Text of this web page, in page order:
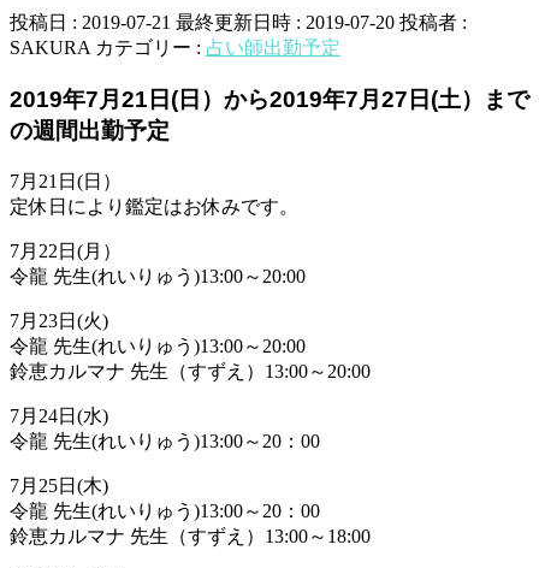
投稿日 : 2019-07-21 最終更新日時 : 2019-07-20 投稿者 :
SAKURA カテゴリー : 占い師出勤予定
2019年7月21日(日）から2019年7月27日(土）まで
の週間出勤予定
7月21日(日）
定休日により鑑定はお休みです。
7月22日(月）
令龍 先生(れいりゅう)13:00～20:00
7月23日(火)
令龍 先生(れいりゅう)13:00～20:00
鈴恵カルマナ 先生（すずえ）13:00～20:00
7月24日(水)
令龍 先生(れいりゅう)13:00～20：00
7月25日(木)
令龍 先生(れいりゅう)13:00～20：00
鈴恵カルマナ 先生（すずえ）13:00～18:00